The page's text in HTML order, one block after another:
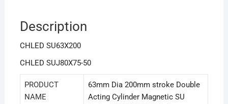
Description
CHLED SU63X200
CHLED SUJ80X75-50
PRODUCT
NAME
63mm Dia 200mm stroke Double
Acting Cylinder Magnetic SU